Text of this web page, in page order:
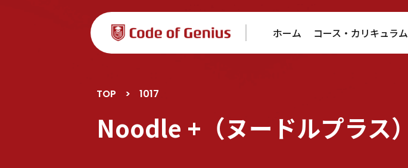
ホーム コース・カリキュラム
TOP > 1017
Noodle +（ヌードルプラス）